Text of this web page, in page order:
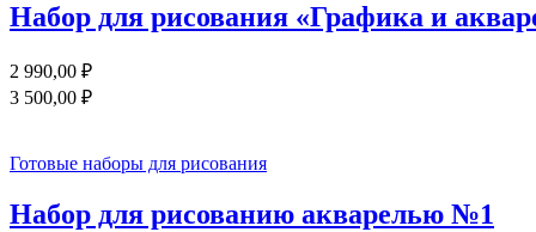
Набор для рисования «Графика и
2 990,00 ₽
3 500,00 ₽
Готовые наборы для рисования
Набор для рисованию акварелью №1